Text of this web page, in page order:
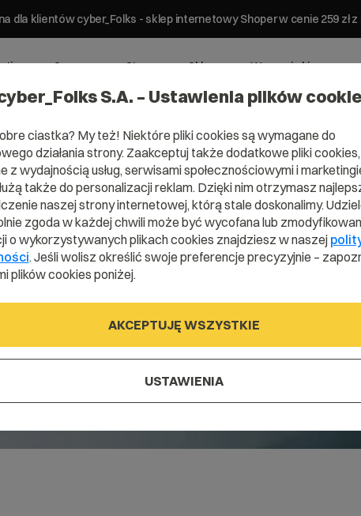
dla klientów cyber_Folks - sklep internetowy Shoper w cenie 259 zł z
Serwery Strony Sklepy Wsparcie biznesowe
Zarejestruj adres www z domeną brytyjską
S.A. – Ustawienia plików
ciastka? My też! Niektóre pliki cookies są wymagane do
działania strony. Zaakceptuj także dodatkowe pliki cookies,
z wydajnością usług, serwisami społecznościowymi i
także do personalizacji reklam. Dzięki nim otrzymasz
naszej strony internetowej, którą stale doskonalimy.
zgoda w każdej chwili może być wycofana lub
o wykorzystywanych plikach cookies znajdziesz w naszej
. Jeśli wolisz określić swoje preferencje precyzyjnie –
plików cookies poniżej.
AKCEPTUJĘ WSZYSTKIE
USTAWIENIA